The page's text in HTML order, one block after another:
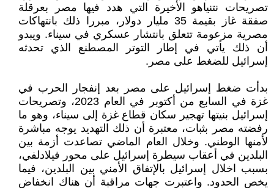
تصريحات نتنياهو الأخيرة التي هدد فيها مصر بعرقلة
صفقة غاز بقيمة 35 مليار دولار، مبررا ذلك بانتهاكات
مصرية مزعومة تتعلق بانتشار عسكري في سيناء. ويبدو
أن ذلك يأتي في إطار التوتر المصطنع الذي تحدثه
إسرائيل للضغط على مصر.
بدأت ضغط إسرائيل على مصر بعد إنفجار الحرب في
غزة في السابع من أكتوبر في العام 2023، وتصريحات
إسرائيل بنيتها تهجير سكان قطاع غزة إلى سيناء، وهو ما
رفضته مصر بثبات، معتبرة أن ذلك التهديد يوجه مباشرة
لأمنها الوطني. وخلال العام الماضي تصاعدت أزمة بين
البلدين في أعقاب سيطرة إسرائيل على محور فيلادلفي،
بسبب اخلال إسرائيل بالإتفاق الأمني بين البلدين، فيما
يخص الحدود. واعتبرت جهات مراقبة أن هناك انخفاض